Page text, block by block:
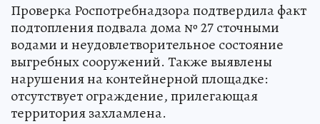
Проверка Роспотребнадзора подтвердила факт
подтопления подвала дома № 27 сточными
водами и неудовлетворительное состояние
выгребных сооружений. Также выявлены
нарушения на контейнерной площадке:
отсутствует ограждение, прилегающая
территория захламлена.